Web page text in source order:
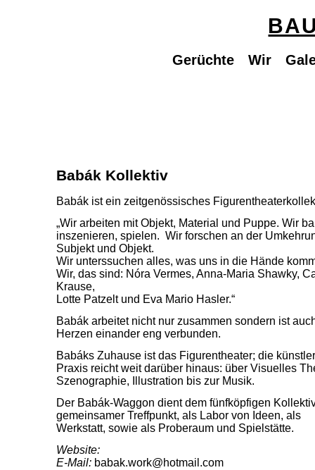
Gerüchte Wir
Babák Kollektiv
Babák ist ein zeitgenössisches
„Wir arbeiten mit Objekt, Material und Puppe. Wir
inszenieren, spielen. Wir forschen an der
Subjekt und Objekt.
Wir unterssuchen alles, was uns in die Hände
Wir, das sind: Nóra Vermes, Anna-Maria Shawky,
Krause,
Lotte Patzelt und Eva Mario Hasler.“
Babák arbeitet nicht nur zusammen sondern ist
Herzen einander eng verbunden.
Babáks Zuhause ist das Figurentheater; die
Praxis reicht weit darüber hinaus: über Visuelles
Szenographie, Illustration bis zur Musik.
Der Babák-Waggon dient dem fünfköpfigen
gemeinsamer Treffpunkt, als Labor von Ideen, als
Werkstatt, sowie als Proberaum und Spielstätte.
Website:
E-Mail: babak.work@hotmail.com